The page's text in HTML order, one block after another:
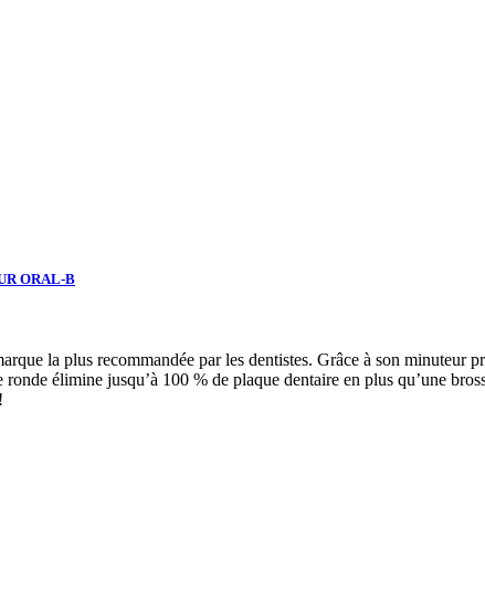
ORAL-B
la plus recommandée par les dentistes. Grâce à son minuteur
élimine jusqu’à 100 % de plaque dentaire en plus qu’une